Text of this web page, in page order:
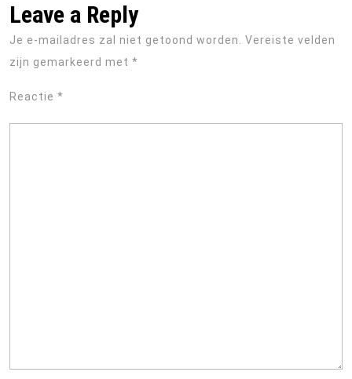
Leave a Reply
Je e-mailadres zal niet getoond worden.
Vereiste velden
zijn gemarkeerd met *
Reactie *